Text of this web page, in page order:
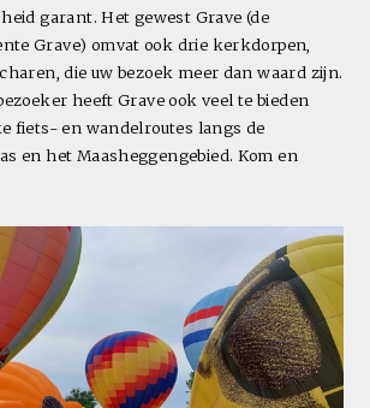
garant. Het gewest Grave (de
Grave) omvat ook drie kerkdorpen,
die uw bezoek meer dan waard zijn.
heeft Grave ook veel te bieden
fiets- en wandelroutes langs de
en het Maasheggengebied. Kom en